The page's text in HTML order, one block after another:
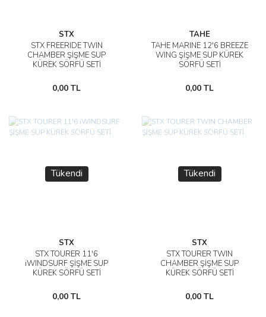
STX
STX FREERIDE TWIN
CHAMBER ŞİŞME SUP
KÜREK SÖRFÜ SETİ
0,00 TL
TAHE
TAHE MARINE 12'6 BREEZE
WING ŞİŞME SUP KÜREK
SÖRFÜ SETİ
0,00 TL
Tükendi
STX
STX TOURER 11'6
iWINDSURF ŞİŞME SUP
KÜREK SÖRFÜ SETİ
0,00 TL
Tükendi
STX
STX TOURER TWIN
CHAMBER ŞİŞME SUP
KÜREK SÖRFÜ SETİ
0,00 TL